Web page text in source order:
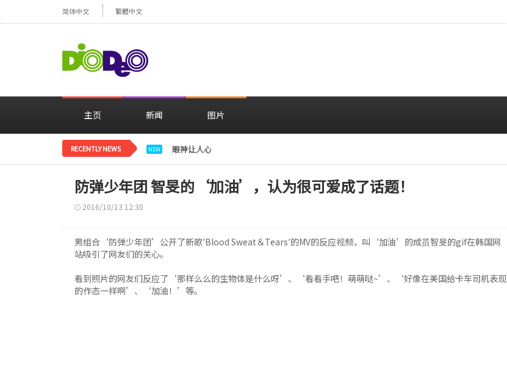
简体中文 繁體中文
主页 新闻 图片
RECENTLY NEWS NEW 眼神让人心动，美貌闪耀……安宥真，就算瞪着看也很漂亮呢
防弹少年团 智旻的‘加油’，认为很可爱成了话题！
2016/10/13 12:30
男组合‘防弹少年团’公开了新歌'Blood Sweat＆Tears'的MV的反应视频，叫‘加油’的成员智旻的gif在韩国网
站吸引了网友们的关心。
看到照片的网友们反应了‘那样么么的生物体是什么呀’、‘看看手吧！萌萌哒~’、‘好像在美国给卡车司机表现
的作态一样啊’、‘加油！’等。